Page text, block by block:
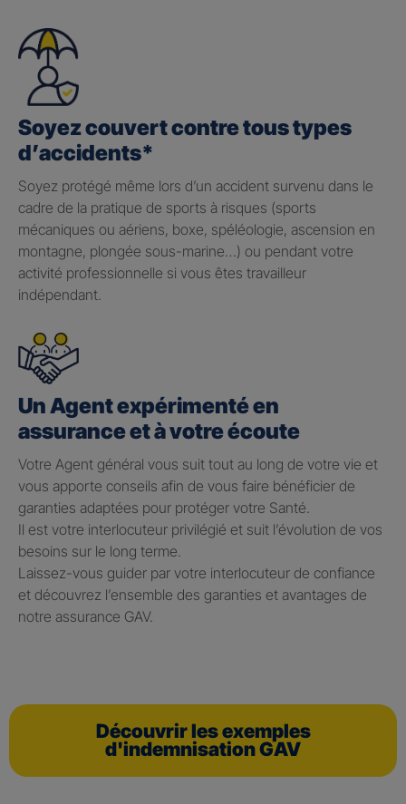
Soyez couvert contre tous types
d’accidents*
Soyez protégé même lors d’un accident survenu dans le
cadre de la pratique de sports à risques (sports
mécaniques ou aériens, boxe, spéléologie, ascension en
montagne, plongée sous-marine…) ou pendant votre
activité professionnelle si vous êtes travailleur
indépendant.
Un Agent expérimenté en
assurance et à votre écoute
Votre Agent général vous suit tout au long de votre vie et
vous apporte conseils afin de vous faire bénéficier de
garanties adaptées pour protéger votre Santé.
Il est votre interlocuteur privilégié et suit l’évolution de vos
besoins sur le long terme.
Laissez-vous guider par votre interlocuteur de confiance
et découvrez l’ensemble des garanties et avantages de
notre assurance GAV.
Découvrir les exemples
d'indemnisation GAV